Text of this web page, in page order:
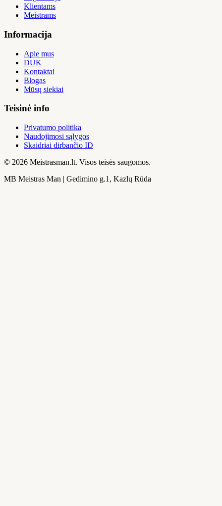
Klientams
Meistrams
Informacija
Apie mus
DUK
Kontaktai
Blogas
Mūsų siekiai
Teisinė info
Privatumo politika
Naudojimosi sąlygos
Skaidriai dirbančio ID
© 2026 Meistrasman.lt. Visos teisės saugomos.
MB Meistras Man | Gedimino g.1, Kazlų Rūda